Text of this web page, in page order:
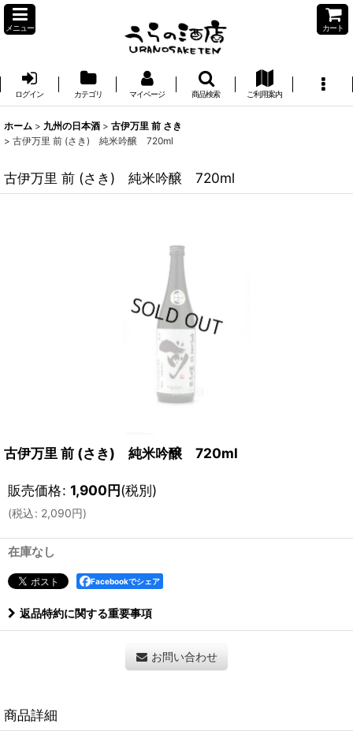
メニュー カート
ログイン カテゴリ マイページ 商品検索 ご利用案内
ホーム > 九州の日本酒 > 古伊万里 前 さき
> 古伊万里 前 (さき) 純米吟醸 720ml
古伊万里 前 (さき) 純米吟醸 720ml
古伊万里 前 (さき) 純米吟醸 720ml
販売価格: 1,900円(税別)
(税込: 2,090円)
在庫なし
Facebookでシェア
返品特約に関する重要事項
お問い合わせ
商品詳細